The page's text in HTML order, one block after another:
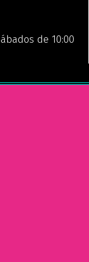
de 10:00